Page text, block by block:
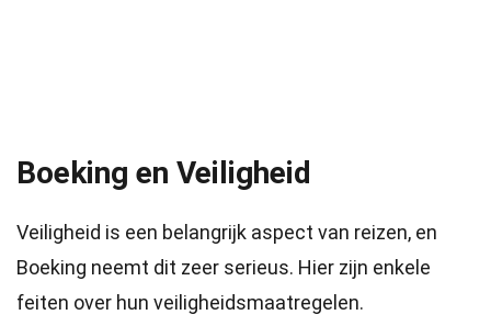
Boeking en Veiligheid
Veiligheid is een belangrijk aspect van reizen, en
Boeking neemt dit zeer serieus. Hier zijn enkele
feiten over hun veiligheidsmaatregelen.